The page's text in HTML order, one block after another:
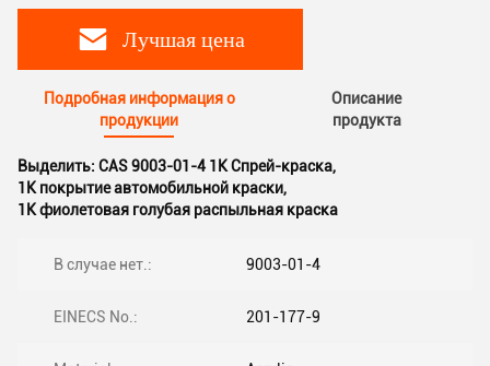
Лучшая цена
Подробная информация о
продукции
Описание
продукта
Выделить: CAS 9003-01-4 1K Спрей-краска,
1K покрытие автомобильной краски,
1K фиолетовая голубая распыльная краска
В случае нет.: 9003-01-4
EINECS No.: 201-177-9